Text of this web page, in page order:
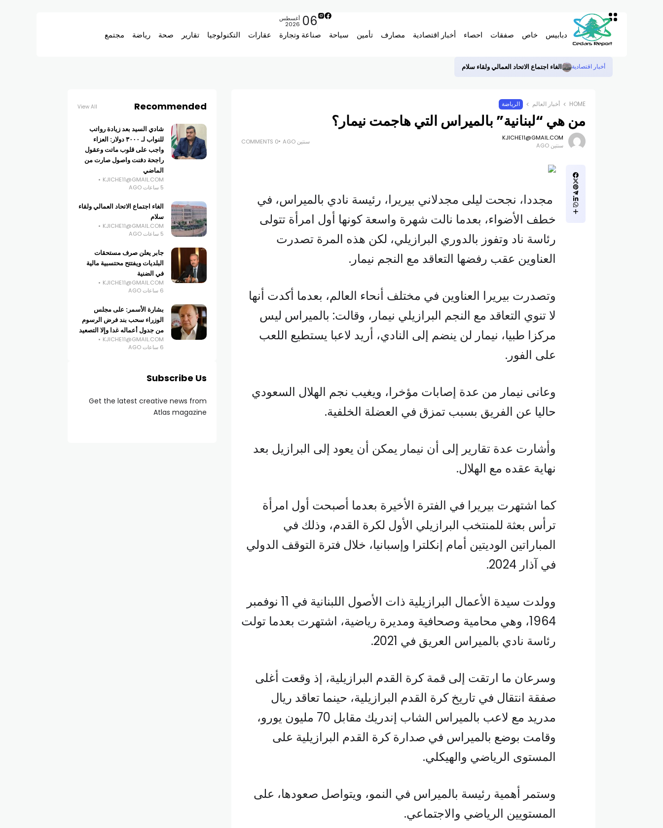
دبابيس خاص صفقات احصاء أخبار اقتصادية مصارف تأمين سياحة صناعة وتجارة عقارات التكنولوجيا تقارير صحة رياضة مجتمع
06 أغسطس
2026
أخبار اقتصادية الغاء اجتماع الاتحاد العمالي ولقاء سلام
HOME أخبار العالم الرياضة
من هي “لبنانية” بالميراس التي هاجمت نيمار؟
KJICHE11@GMAIL.COM
سنتين AGO
سنتين AGO 0 COMMENTS
مجددا، نجحت ليلى مجدلاني بيريرا، رئيسة نادي بالميراس، في
خطف الأضواء، بعدما نالت شهرة واسعة كونها أول امرأة تتولى
رئاسة ناد وتفوز بالدوري البرازيلي، لكن هذه المرة تصدرت
العناوين عقب رفضها التعاقد مع النجم نيمار.
وتصدرت بيريرا العناوين في مختلف أنحاء العالم، بعدما أكدت أنها
لا تنوي التعاقد مع النجم البرازيلي نيمار، وقالت: بالميراس ليس
مركزا طبيا، نيمار لن ينضم إلى النادي، أريد لاعبا يستطيع اللعب
على الفور.
وعانى نيمار من عدة إصابات مؤخرا، ويغيب نجم الهلال السعودي
حاليا عن الفريق بسبب تمزق في العضلة الخلفية.
وأشارت عدة تقارير إلى أن نيمار يمكن أن يعود إلى البرازيل بعد
نهاية عقده مع الهلال.
كما اشتهرت بيريرا في الفترة الأخيرة بعدما أصبحت أول امرأة
ترأس بعثة للمنتخب البرازيلي الأول لكرة القدم، وذلك في
المباراتين الوديتين أمام إنكلترا وإسبانيا، خلال فترة التوقف الدولي
في آذار 2024.
وولدت سيدة الأعمال البرازيلية ذات الأصول اللبنانية في 11 نوفمبر
1964، وهي محامية وصحافية ومديرة رياضية، اشتهرت بعدما تولت
رئاسة نادي بالميراس العريق في 2021.
وسرعان ما ارتقت إلى قمة كرة القدم البرازيلية، إذ وقعت أغلى
صفقة انتقال في تاريخ كرة القدم البرازيلية، حينما تعاقد ريال
مدريد مع لاعب بالميراس الشاب إندريك مقابل 70 مليون يورو،
وقامت بوضع بالميراس في صدارة كرة القدم البرازيلية على
المستوى الرياضي والهيكلي.
وستمر أهمية رئيسة بالميراس في النمو، ويتواصل صعودها، على
المستويين الرياضي والاجتماعي.
Recommended
View All
شادي السيد بعد زيادة رواتب
للنواب لـ ٣٠٠٠ دولار: العزاء
واجب على قلوب ماتت وعقول
راجحة دفنت واصول صارت من
الماضي
KJICHE11@GMAIL.COM
5 ساعات AGO
الغاء اجتماع الاتحاد العمالي ولقاء
سلام
KJICHE11@GMAIL.COM
5 ساعات AGO
جابر يعلن صرف مستحقات
البلديات ويفتتح محتسبية مالية
في الضنية
KJICHE11@GMAIL.COM
6 ساعات AGO
بشارة الأسمر: على مجلس
الوزراء سحب بند فرض الرسوم
من جدول أعماله غدا وإلا التصعيد
KJICHE11@GMAIL.COM
6 ساعات AGO
Subscribe Us
Get the latest creative news from
Atlas magazine